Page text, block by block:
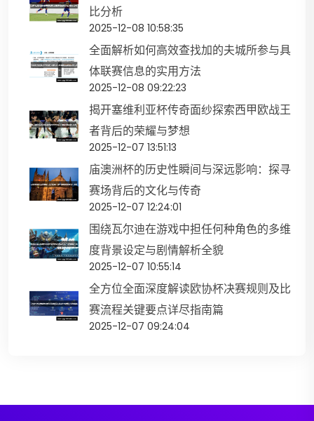
比分析
2025-12-08 10:58:35
全面解析如何高效查找加的夫城所参与具
体联赛信息的实用方法
2025-12-08 09:22:23
揭开塞维利亚杯传奇面纱探索西甲欧战王
者背后的荣耀与梦想
2025-12-07 13:51:13
庙澳洲杯的历史性瞬间与深远影响：探寻
赛场背后的文化与传奇
2025-12-07 12:24:01
围绕瓦尔迪在游戏中担任何种角色的多维
度背景设定与剧情解析全貌
2025-12-07 10:55:14
全方位全面深度解读欧协杯决赛规则及比
赛流程关键要点详尽指南篇
2025-12-07 09:24:04